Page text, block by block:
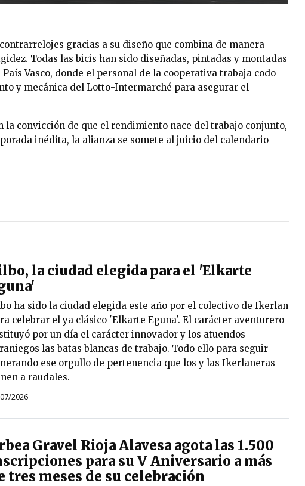
gracias a su diseño que combina de manera
Todas las bicis han sido diseñadas, pintadas y montadas
Vasco, donde el personal de la cooperativa trabaja codo
y mecánica del Lotto-Intermarché para asegurar el
convicción de que el rendimiento nace del trabajo conjunto,
inédita, la alianza se somete al juicio del calendario
la ciudad elegida para el 'Elkarte
ha sido la ciudad elegida este año por el colectivo de Ikerlan
celebrar el ya clásico 'Elkarte Eguna'. El carácter aventurero
por un día el carácter innovador y los atuendos
las batas blancas de trabajo. Todo ello para seguir
ese orgullo de pertenencia que los y las Ikerlaneras
a raudales.
2026
Gravel Rioja Alavesa agota las 1.500
para su V Aniversario a más
tres meses de su celebración